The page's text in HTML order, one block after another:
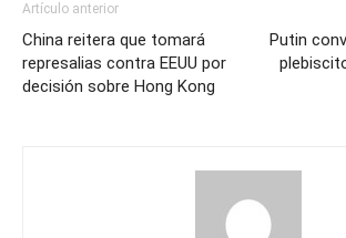
Artículo anterior
China reitera que tomará
represalias contra EEUU por
decisión sobre Hong Kong
Putin